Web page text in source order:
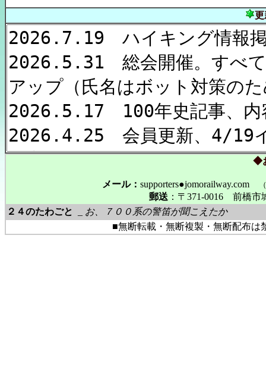
更
◆
メール： supporters●jomorailway.com
郵送 ：〒371-0016 前橋
２４のたわごと
お、７００系の警笛が聞こえたか
■無断転載・無断複製・無断配布は